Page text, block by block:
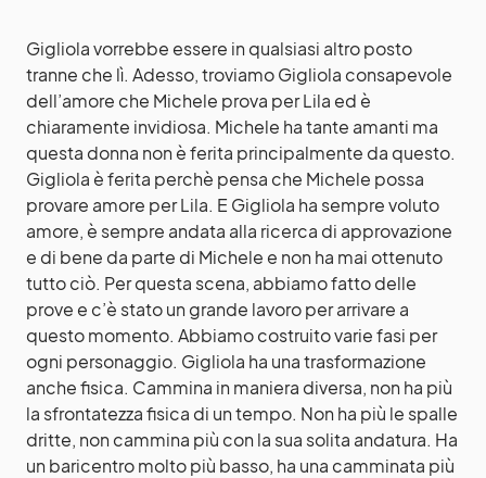
Gigliola vorrebbe essere in qualsiasi altro posto
tranne che lì. Adesso, troviamo Gigliola consapevole
dell’amore che Michele prova per Lila ed è
chiaramente invidiosa. Michele ha tante amanti ma
questa donna non è ferita principalmente da questo.
Gigliola è ferita perchè pensa che Michele possa
provare amore per Lila. E Gigliola ha sempre voluto
amore, è sempre andata alla ricerca di approvazione
e di bene da parte di Michele e non ha mai ottenuto
tutto ciò. Per questa scena, abbiamo fatto delle
prove e c’è stato un grande lavoro per arrivare a
questo momento. Abbiamo costruito varie fasi per
ogni personaggio. Gigliola ha una trasformazione
anche fisica. Cammina in maniera diversa, non ha più
la sfrontatezza fisica di un tempo. Non ha più le spalle
dritte, non cammina più con la sua solita andatura. Ha
un baricentro molto più basso, ha una camminata più